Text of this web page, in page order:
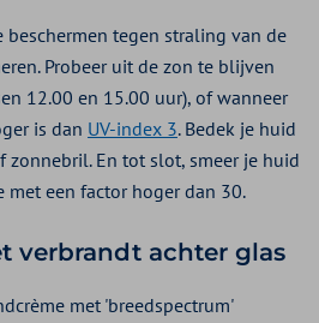
beschermen tegen straling van de
Probeer uit de zon te blijven
12.00 en 15.00 uur), of wanneer
is dan UV-index 3. Bedek je huid
zonnebril. En tot slot, smeer je huid
met een factor hoger dan 30.
verbrandt achter glas
met 'breedspectrum'